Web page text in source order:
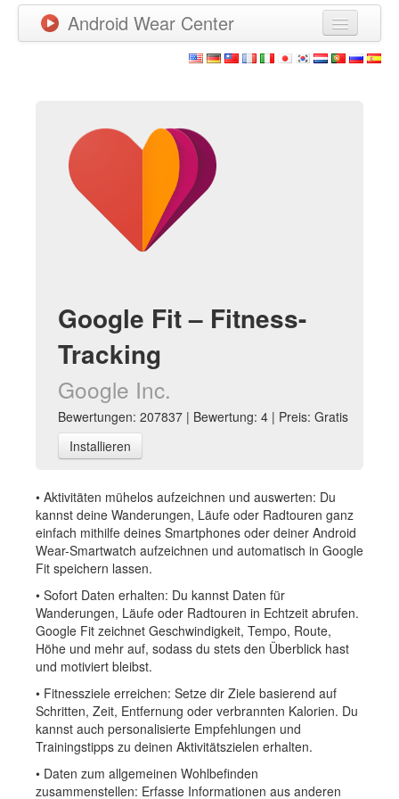
Android Wear Center
Spiele
Neue Apps
Watchfaces
Google Fit – Fitness-
Tracking
Google Inc.
Bewertungen: 207837 | Bewertung: 4 | Preis: Gratis
Installieren
• Aktivitäten mühelos aufzeichnen und auswerten: Du
kannst deine Wanderungen, Läufe oder Radtouren ganz
einfach mithilfe deines Smartphones oder deiner Android
Wear-Smartwatch aufzeichnen und automatisch in Google
Fit speichern lassen.
• Sofort Daten erhalten: Du kannst Daten für
Wanderungen, Läufe oder Radtouren in Echtzeit abrufen.
Google Fit zeichnet Geschwindigkeit, Tempo, Route,
Höhe und mehr auf, sodass du stets den Überblick hast
und motiviert bleibst.
• Fitnessziele erreichen: Setze dir Ziele basierend auf
Schritten, Zeit, Entfernung oder verbrannten Kalorien. Du
kannst auch personalisierte Empfehlungen und
Trainingstipps zu deinen Aktivitätszielen erhalten.
• Daten zum allgemeinen Wohlbefinden
zusammenstellen: Erfasse Informationen aus anderen